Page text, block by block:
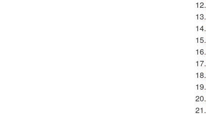
12.
13.
14.
15.
16.
17.
18.
19.
20.
21.